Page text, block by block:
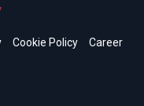
Cookie Policy Career